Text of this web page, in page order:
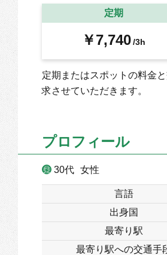
定期
￥7,740 /3h
定期またはスポットの料金
求させていただきます。
プロフィール
30代 女性
言語
出身国
最寄り駅
最寄り駅への交通手